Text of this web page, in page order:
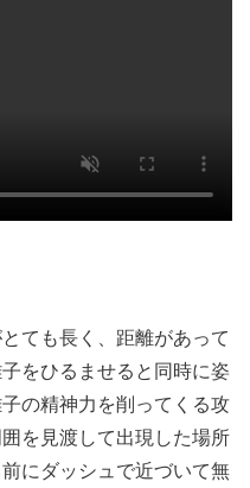
ても長く、距離があって
をひるませると同時に姿
の精神力を削ってくる攻
を見渡して出現した場所
にダッシュで近づいて無